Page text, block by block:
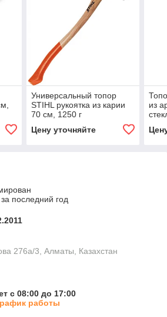
Универсальный топор
STIHL рукоятка из карии
70 см, 1250 г
Цену уточняйте
из
последний год
276а/3, Алматы, Казахстан
с 08:00 до 17:00
работы